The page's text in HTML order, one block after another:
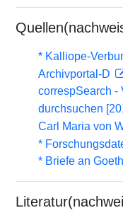
* Kalliope-
Archivportal-D
correspSearch -
durchsuchen
Carl Maria von
*
* Briefe an